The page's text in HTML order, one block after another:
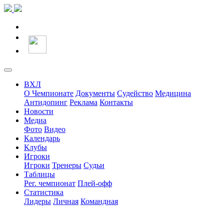
ВХЛ
О Чемпионате Документы Судейство Медицина
Антидопинг Реклама Контакты
Новости
Медиа
Фото Видео
Календарь
Клубы
Игроки
Игроки Тренеры Судьи
Таблицы
Рег. чемпионат Плей-офф
Статистика
Лидеры Личная Командная